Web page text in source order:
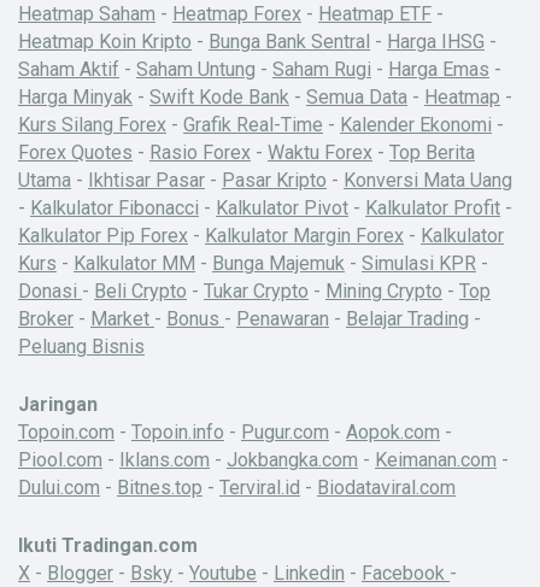
Heatmap Saham - Heatmap Forex - Heatmap ETF -
Heatmap Koin Kripto - Bunga Bank Sentral - Harga IHSG -
Saham Aktif - Saham Untung - Saham Rugi - Harga Emas -
Harga Minyak - Swift Kode Bank - Semua Data - Heatmap -
Kurs Silang Forex - Grafik Real-Time - Kalender Ekonomi -
Forex Quotes - Rasio Forex - Waktu Forex - Top Berita
Utama - Ikhtisar Pasar - Pasar Kripto - Konversi Mata Uang
- Kalkulator Fibonacci - Kalkulator Pivot - Kalkulator Profit -
Kalkulator Pip Forex - Kalkulator Margin Forex - Kalkulator
Kurs - Kalkulator MM - Bunga Majemuk - Simulasi KPR -
Donasi - Beli Crypto - Tukar Crypto - Mining Crypto - Top
Broker - Market - Bonus - Penawaran - Belajar Trading -
Peluang Bisnis
Jaringan
Topoin.com - Topoin.info - Pugur.com - Aopok.com -
Piool.com - Iklans.com - Jokbangka.com - Keimanan.com -
Dului.com - Bitnes.top - Terviral.id - Biodataviral.com
Ikuti Tradingan.com
X - Blogger - Bsky - Youtube - Linkedin - Facebook -